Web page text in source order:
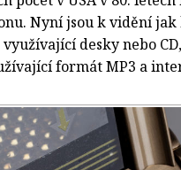
Nyní jsou k vidění jak
desky nebo
formát MP3 a